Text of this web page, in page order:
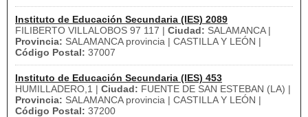
Instituto de Educación Secundaria (IES) 2089
FILIBERTO VILLALOBOS 97 117 | Ciudad: SALAMANCA |
Provincia: SALAMANCA provincia | CASTILLA Y LEÓN |
Código Postal: 37007
Instituto de Educación Secundaria (IES) 453
HUMILLADERO,1 | Ciudad: FUENTE DE SAN ESTEBAN (LA) |
Provincia: SALAMANCA provincia | CASTILLA Y LEÓN |
Código Postal: 37200